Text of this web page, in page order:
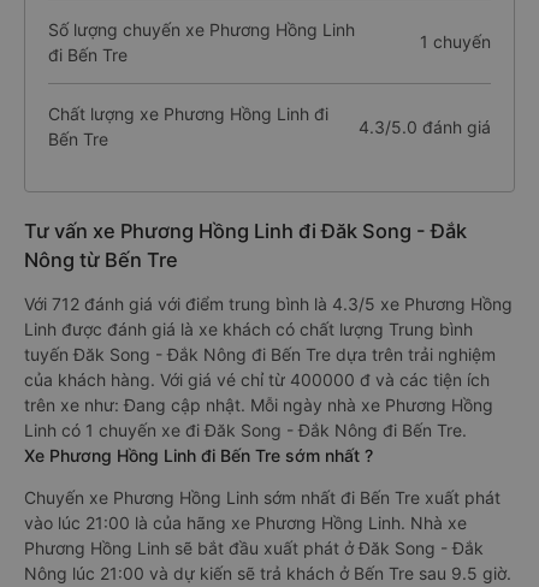
Số lượng chuyến xe Phương Hồng Linh
đi Bến Tre
1 chuyến
Chất lượng xe Phương Hồng Linh đi
Bến Tre
4.3/5.0 đánh giá
Tư vấn xe Phương Hồng Linh đi Đăk Song - Đắk
Nông từ Bến Tre
Với 712 đánh giá với điểm trung bình là 4.3/5 xe Phương Hồng
Linh được đánh giá là xe khách có chất lượng Trung bình
tuyến Đăk Song - Đắk Nông đi Bến Tre dựa trên trải nghiệm
của khách hàng. Với giá vé chỉ từ 400000 đ và các tiện ích
trên xe như: Đang cập nhật. Mỗi ngày nhà xe Phương Hồng
Linh có 1 chuyến xe đi Đăk Song - Đắk Nông đi Bến Tre.
Xe Phương Hồng Linh đi Bến Tre sớm nhất ?
Chuyến xe Phương Hồng Linh sớm nhất đi Bến Tre xuất phát
vào lúc 21:00 là của hãng xe Phương Hồng Linh. Nhà xe
Phương Hồng Linh sẽ bắt đầu xuất phát ở Đăk Song - Đắk
Nông lúc 21:00 và dự kiến sẽ trả khách ở Bến Tre sau 9.5 giờ.